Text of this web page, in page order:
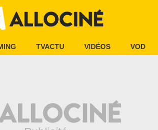
TVACTU VIDÉOS VOD